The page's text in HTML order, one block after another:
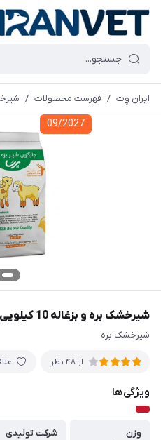
ایران وِت / فهرست محصولات / شیرخشک
09/2027
شیرخشک بره و بزغاله 10 کیلویی پرسا
شیرخشک بره
از 48 نظر
ویژگی‌ها
وزن
شرکت تولیدی